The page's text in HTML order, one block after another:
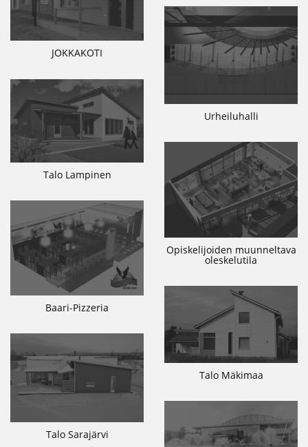
JOKKAKOTI
Urheiluhalli
Talo Lampinen
Opiskelijoiden muunneltava
oleskelutila
Baari-Pizzeria
Talo Mäkimaa
Talo Sarajärvi